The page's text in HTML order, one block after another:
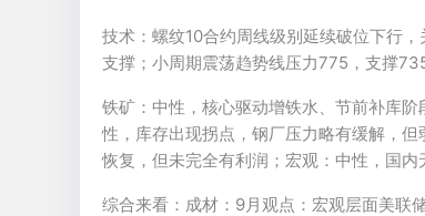
技术：螺纹10合约周线级别延续破位下行
支撑；小周期震荡趋势线压力775，支撑
铁矿：中性，核心驱动增铁水、节前补库
性，库存出现拐点，钢厂压力略有缓解，
恢复，但未完全有利润；宏观：中性，国
综合来看：成材：9月观点：宏观层面美联